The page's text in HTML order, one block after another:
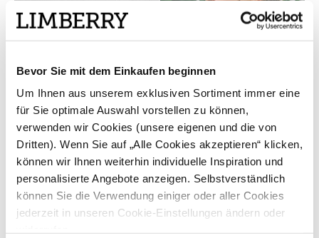
Bevor Sie mit dem Einkaufen beginnen
Um Ihnen aus unserem exklusiven Sortiment immer eine
für Sie optimale Auswahl vorstellen zu können,
verwenden wir Cookies (unsere eigenen und die von
Dritten). Wenn Sie auf „Alle Cookies akzeptieren“ klicken,
können wir Ihnen weiterhin individuelle Inspiration und
personalisierte Angebote anzeigen. Selbstverständlich
können Sie die Verwendung einiger oder aller Cookies
jederzeit in unseren Cookie-Einstellungen ändern oder
Die Trendfarbe des Frühlings
Butter Yellow - Der buttrige Farbton schmeichelt sehr und